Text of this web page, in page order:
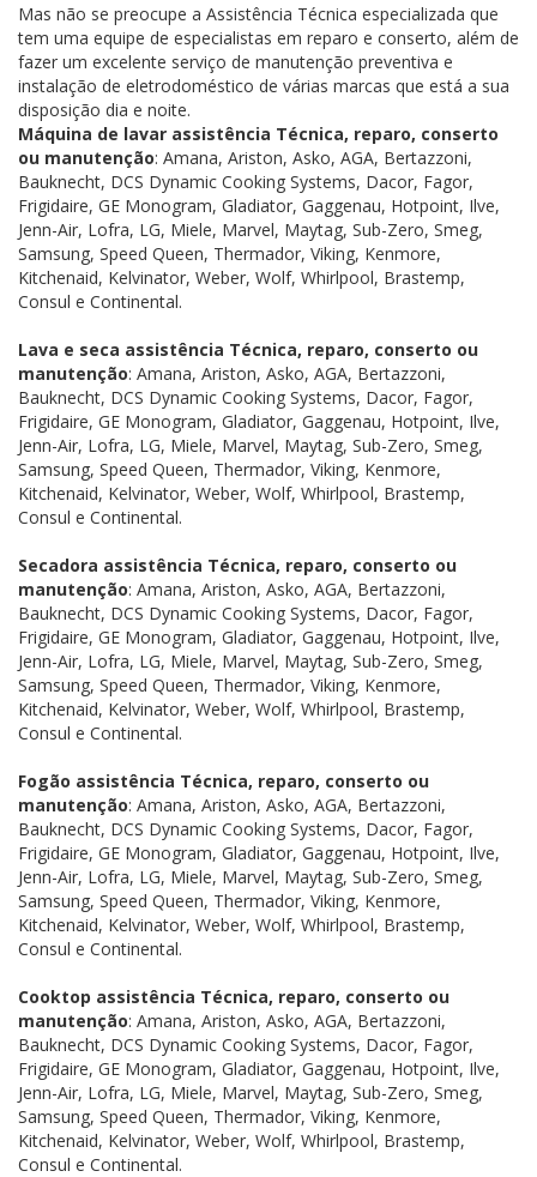
Mas não se preocupe a Assistência Técnica especializada que
tem uma equipe de especialistas em reparo e conserto, além de
fazer um excelente serviço de manutenção preventiva e
instalação de eletrodoméstico de várias marcas que está a sua
disposição dia e noite.
Máquina de lavar assistência Técnica, reparo, conserto
ou manutenção: Amana, Ariston, Asko, AGA, Bertazzoni,
Bauknecht, DCS Dynamic Cooking Systems, Dacor, Fagor,
Frigidaire, GE Monogram, Gladiator, Gaggenau, Hotpoint, Ilve,
Jenn-Air, Lofra, LG, Miele, Marvel, Maytag, Sub-Zero, Smeg,
Samsung, Speed Queen, Thermador, Viking, Kenmore,
Kitchenaid, Kelvinator, Weber, Wolf, Whirlpool, Brastemp,
Consul e Continental.
Lava e seca assistência Técnica, reparo, conserto ou
manutenção: Amana, Ariston, Asko, AGA, Bertazzoni,
Bauknecht, DCS Dynamic Cooking Systems, Dacor, Fagor,
Frigidaire, GE Monogram, Gladiator, Gaggenau, Hotpoint, Ilve,
Jenn-Air, Lofra, LG, Miele, Marvel, Maytag, Sub-Zero, Smeg,
Samsung, Speed Queen, Thermador, Viking, Kenmore,
Kitchenaid, Kelvinator, Weber, Wolf, Whirlpool, Brastemp,
Consul e Continental.
Secadora assistência Técnica, reparo, conserto ou
manutenção: Amana, Ariston, Asko, AGA, Bertazzoni,
Bauknecht, DCS Dynamic Cooking Systems, Dacor, Fagor,
Frigidaire, GE Monogram, Gladiator, Gaggenau, Hotpoint, Ilve,
Jenn-Air, Lofra, LG, Miele, Marvel, Maytag, Sub-Zero, Smeg,
Samsung, Speed Queen, Thermador, Viking, Kenmore,
Kitchenaid, Kelvinator, Weber, Wolf, Whirlpool, Brastemp,
Consul e Continental.
Fogão assistência Técnica, reparo, conserto ou
manutenção: Amana, Ariston, Asko, AGA, Bertazzoni,
Bauknecht, DCS Dynamic Cooking Systems, Dacor, Fagor,
Frigidaire, GE Monogram, Gladiator, Gaggenau, Hotpoint, Ilve,
Jenn-Air, Lofra, LG, Miele, Marvel, Maytag, Sub-Zero, Smeg,
Samsung, Speed Queen, Thermador, Viking, Kenmore,
Kitchenaid, Kelvinator, Weber, Wolf, Whirlpool, Brastemp,
Consul e Continental.
Cooktop assistência Técnica, reparo, conserto ou
manutenção: Amana, Ariston, Asko, AGA, Bertazzoni,
Bauknecht, DCS Dynamic Cooking Systems, Dacor, Fagor,
Frigidaire, GE Monogram, Gladiator, Gaggenau, Hotpoint, Ilve,
Jenn-Air, Lofra, LG, Miele, Marvel, Maytag, Sub-Zero, Smeg,
Samsung, Speed Queen, Thermador, Viking, Kenmore,
Kitchenaid, Kelvinator, Weber, Wolf, Whirlpool, Brastemp,
Consul e Continental.